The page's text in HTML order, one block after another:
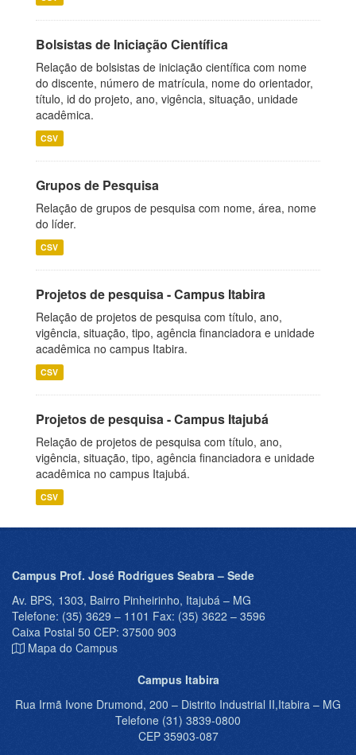
Bolsistas de Iniciação Científica
Relação de bolsistas de iniciação científica com nome
do discente, número de matrícula, nome do orientador,
título, id do projeto, ano, vigência, situação, unidade
acadêmica.
CSV
Grupos de Pesquisa
Relação de grupos de pesquisa com nome, área, nome
do líder.
CSV
Projetos de pesquisa - Campus Itabira
Relação de projetos de pesquisa com título, ano,
vigência, situação, tipo, agência financiadora e unidade
acadêmica no campus Itabira.
CSV
Projetos de pesquisa - Campus Itajubá
Relação de projetos de pesquisa com título, ano,
vigência, situação, tipo, agência financiadora e unidade
acadêmica no campus Itajubá.
CSV
Campus Prof. José Rodrigues Seabra – Sede
Av. BPS, 1303, Bairro Pinheirinho, Itajubá – MG
Telefone: (35) 3629 – 1101 Fax: (35) 3622 – 3596
Caixa Postal 50 CEP: 37500 903
Mapa do Campus
Campus Itabira
Rua Irmã Ivone Drumond, 200 – Distrito Industrial II,Itabira – MG
Telefone (31) 3839-0800
CEP 35903-087